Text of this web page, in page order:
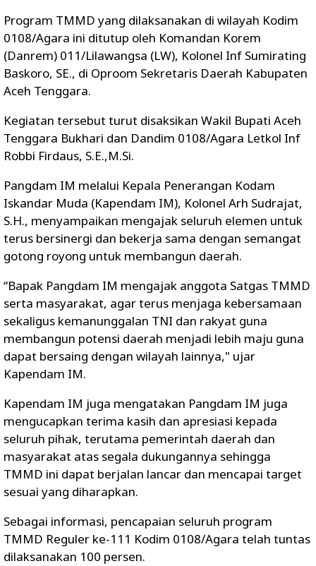
Program TMMD yang dilaksanakan di wilayah Kodim
0108/Agara ini ditutup oleh Komandan Korem
(Danrem) 011/Lilawangsa (LW), Kolonel Inf Sumirating
Baskoro, SE., di Oproom Sekretaris Daerah Kabupaten
Aceh Tenggara.
Kegiatan tersebut turut disaksikan Wakil Bupati Aceh
Tenggara Bukhari dan Dandim 0108/Agara Letkol Inf
Robbi Firdaus, S.E.,M.Si.
Pangdam IM melalui Kepala Penerangan Kodam
Iskandar Muda (Kapendam IM), Kolonel Arh Sudrajat,
S.H., menyampaikan mengajak seluruh elemen untuk
terus bersinergi dan bekerja sama dengan semangat
gotong royong untuk membangun daerah.
“Bapak Pangdam IM mengajak anggota Satgas TMMD
serta masyarakat, agar terus menjaga kebersamaan
sekaligus kemanunggalan TNI dan rakyat guna
membangun potensi daerah menjadi lebih maju guna
dapat bersaing dengan wilayah lainnya," ujar
Kapendam IM.
Kapendam IM juga mengatakan Pangdam IM juga
mengucapkan terima kasih dan apresiasi kepada
seluruh pihak, terutama pemerintah daerah dan
masyarakat atas segala dukungannya sehingga
TMMD ini dapat berjalan lancar dan mencapai target
sesuai yang diharapkan.
Sebagai informasi, pencapaian seluruh program
TMMD Reguler ke-111 Kodim 0108/Agara telah tuntas
dilaksanakan 100 persen.